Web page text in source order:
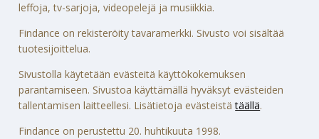
leffoja, tv-sarjoja, videopelejä ja musiikkia.
Findance on rekisteröity tavaramerkki. Sivusto voi sisältää
tuotesijoittelua.
Sivustolla käytetään evästeitä käyttökokemuksen
parantamiseen. Sivustoa käyttämällä hyväksyt evästeiden
tallentamisen laitteellesi. Lisätietoja evästeistätäällä.
Findance on perustettu 20. huhtikuuta 1998.